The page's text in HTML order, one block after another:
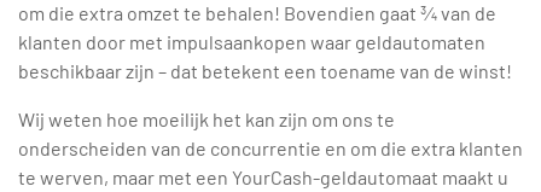
om die extra omzet te behalen! Bovendien gaat ¾ van de
klanten door met impulsaankopen waar geldautomaten
beschikbaar zijn – dat betekent een toename van de winst!
Wij weten hoe moeilijk het kan zijn om ons te
onderscheiden van de concurrentie en om die extra klanten
te werven, maar met een YourCash-geldautomaat maakt u